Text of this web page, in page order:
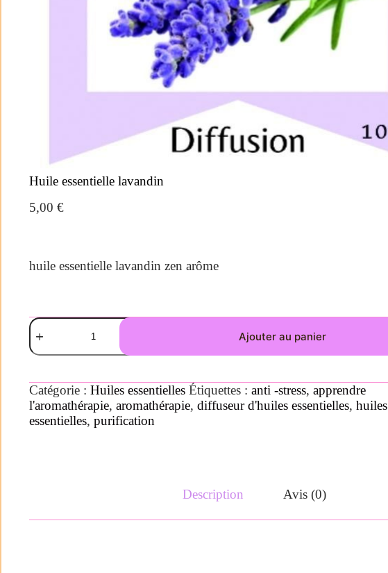
Huile essentielle lavandin
5,00 €
huile essentielle lavandin zen arôme
Ajouter au panier
Catégorie : Huiles essentielles Étiquettes : anti -stress, apprendre
l'aromathérapie, aromathérapie, diffuseur d'huiles essentielles, huiles
essentielles, purification
Description Avis (0)